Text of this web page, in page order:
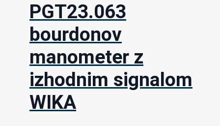
PGT23.063
bourdonov
manometer z
izhodnim signalom
WIKA